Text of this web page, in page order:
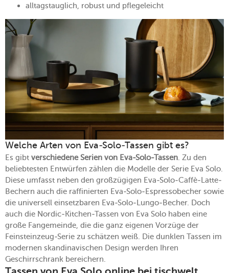
alltagstauglich, robust und pflegeleicht
Welche Arten von Eva-Solo-Tassen gibt es?
Es gibt verschiedene Serien von Eva-Solo-Tassen. Zu den
beliebtesten Entwürfen zählen die Modelle der Serie Eva Solo.
Diese umfasst neben den großzügigen Eva-Solo-Caffè-Latte-
Bechern auch die raffinierten Eva-Solo-Espressobecher sowie
die universell einsetzbaren Eva-Solo-Lungo-Becher. Doch
auch die Nordic-Kitchen-Tassen von Eva Solo haben eine
große Fangemeinde, die die ganz eigenen Vorzüge der
Feinsteinzeug-Serie zu schätzen weiß. Die dunklen Tassen im
modernen skandinavischen Design werden Ihren
Geschirrschrank bereichern.